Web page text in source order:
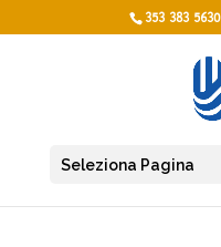
353 383 5630
Seleziona Pagina